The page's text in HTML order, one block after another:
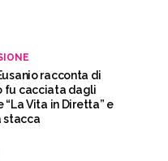
racconta di
fu cacciata dagli
“La Vita in Diretta” e
stacca